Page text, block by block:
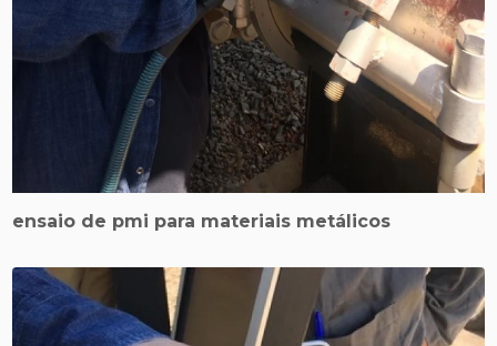
ensaio de pmi para materiais metálicos